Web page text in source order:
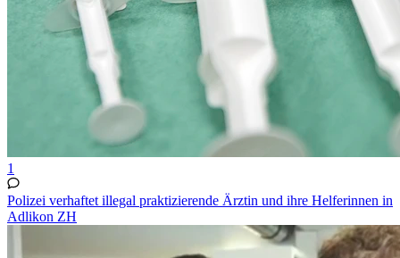
1
Polizei verhaftet illegal praktizierende Ärztin und ihre Helferinnen in
Adlikon ZH